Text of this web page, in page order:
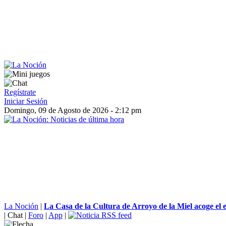
Regístrate
Iniciar Sesión
Domingo, 09 de Agosto de 2026 - 2:12 pm
La Noción | La Casa de la Cultura de Arroyo de la Miel acoge el
| Chat | Foro | App |